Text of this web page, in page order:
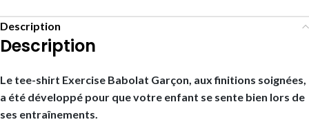
Description
Description
Le tee-shirt Exercise Babolat Garçon, aux finitions soignées,
a été développé pour que votre enfant se sente bien lors de
ses entraînements.